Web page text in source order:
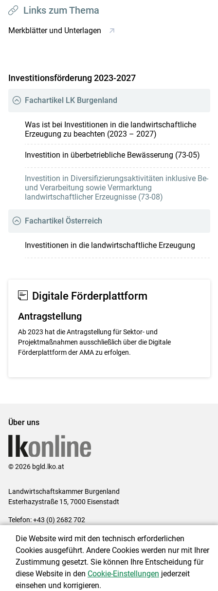
Links zum Thema
Merkblätter und Unterlagen
Investitionsförderung 2023-2027
Fachartikel LK Burgenland
Was ist bei Investitionen in die landwirtschaftliche
Erzeugung zu beachten (2023 – 2027)
Investition in überbetriebliche Bewässerung (73-05)
Investition in Diversifizierungsaktivitäten inklusive Be-
und Verarbeitung sowie Vermarktung
landwirtschaftlicher Erzeugnisse (73-08)
Fachartikel Österreich
Investitionen in die landwirtschaftliche Erzeugung
Digitale Förderplattform
Antragstellung
Ab 2023 hat die Antragstellung für Sektor- und
Projektmaßnahmen ausschließlich über die Digitale
Förderplattform der AMA zu erfolgen.
Über uns
© 2026 bgld.lko.at
Landwirtschaftskammer Burgenland
Esterhazystraße 15, 7000 Eisenstadt
Telefon: +43 (0) 2682 702
Impressum|Kontakt|Datenschutzerklärung|Barrierefreiheit|
Cookie-Einstellungen
Die Website wird mit den technisch erforderlichen
Cookies ausgeführt. Andere Cookies werden nur mit Ihrer
Zustimmung gesetzt. Sie können Ihre Entscheidung für
diese Website in den Cookie-Einstellungen jederzeit
einsehen und korrigieren.